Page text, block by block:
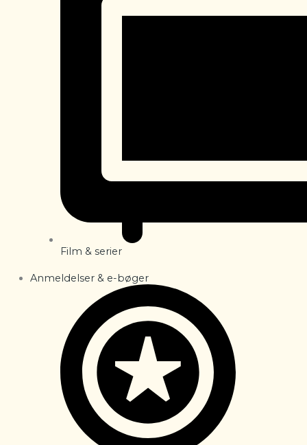
Film & serier
Anmeldelser & e-bøger